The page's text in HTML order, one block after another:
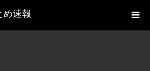
め速報